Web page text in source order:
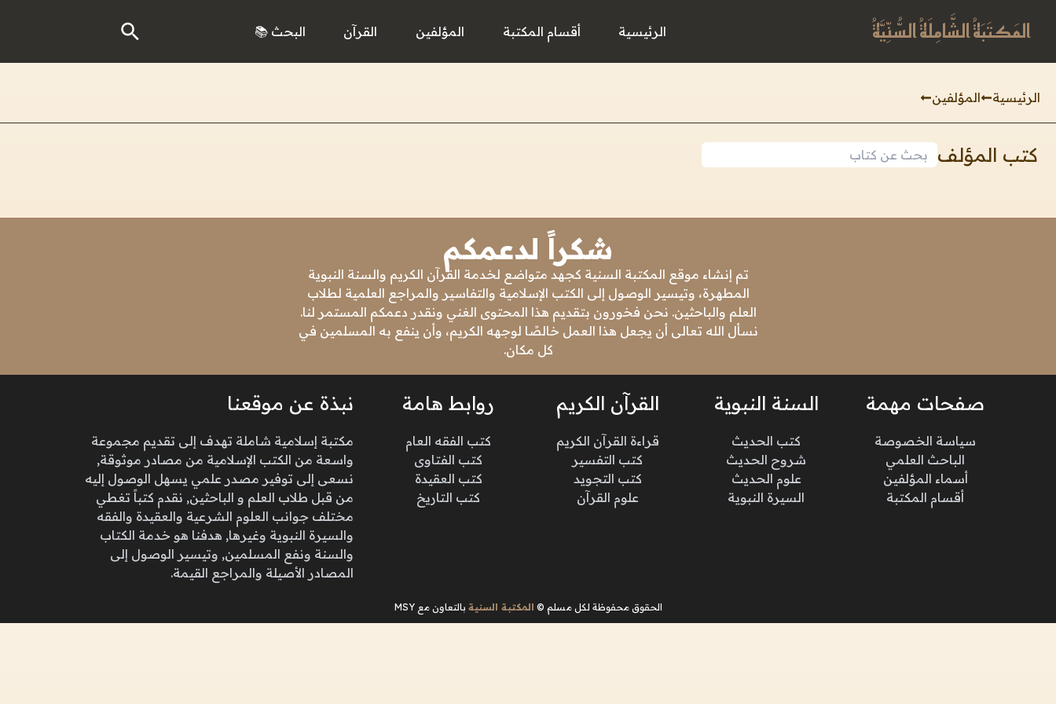
المَكتَبَةُ الشَّامِلَةُ السُّنِّيَّةُ الرئيسية أقسام المكتبة المؤلفين القرآن البحث 📚
الرئيسية المؤلفين
كتب المؤلف
شكراً لدعمكم
تم إنشاء موقع المكتبة السنية كجهد متواضع لخدمة القرآن الكريم والسنة النبوية
المطهرة، وتيسير الوصول إلى الكتب الإسلامية والتفاسير والمراجع العلمية لطلاب
العلم والباحثين. نحن فخورون بتقديم هذا المحتوى الغني ونقدر دعمكم المستمر لنا.
نسأل الله تعالى أن يجعل هذا العمل خالصًا لوجهه الكريم، وأن ينفع به المسلمين في
كل مكان.
صفحات مهمة
سياسة الخصوصة
الباحث العلمي
أسماء المؤلفين
أقسام المكتبة
السنة النبوية
كتب الحديث
شروح الحديث
علوم الحديث
السيرة النبوية
القرآن الكريم
قراءة القرآن الكريم
كتب التفسير
كتب التجويد
علوم القرآن
روابط هامة
كتب الفقه العام
كتب الفتاوى
كتب العقيدة
كتب التاريخ
نبذة عن موقعنا
مكتبة إسلامية شاملة تهدف إلى تقديم مجموعة
واسعة من الكتب الإسلامية من مصادر موثوقة,
نسعى إلى توفير مصدر علمي يسهل الوصول إليه
من قبل طلاب العلم و الباحثين, نقدم كتباً تغطي
مختلف جوانب العلوم الشرعية والعقيدة والفقه
والسيرة النبوية وغيرها, هدفنا هو خدمة الكتاب
والسنة ونفع المسلمين, وتيسير الوصول إلى
المصادر الأصيلة والمراجع القيمة.
الحقوق محفوظة لكل مسلم © المكتبة السنية بالتعاون مع MSY